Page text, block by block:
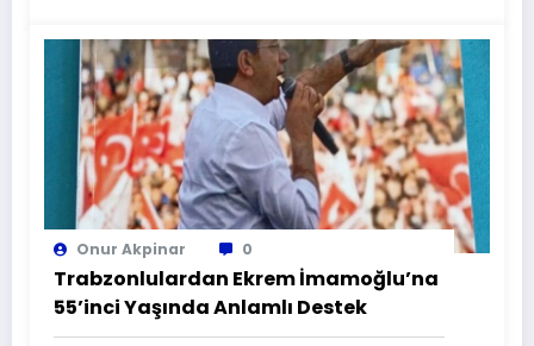
Onur Akpinar 0
Trabzonlulardan Ekrem İmamoğlu’na
55’inci Yaşında Anlamlı Destek